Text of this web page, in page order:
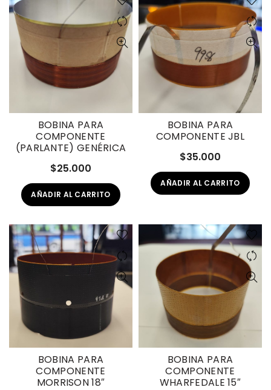
BOBINA PARA
COMPONENTE
(PARLANTE) GENÉRICA
$25.000
AÑADIR AL CARRITO
BOBINA PARA
COMPONENTE JBL
$35.000
AÑADIR AL CARRITO
BOBINA PARA
COMPONENTE
MORRISON 18″
BOBINA PARA
COMPONENTE
WHARFEDALE 15″